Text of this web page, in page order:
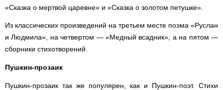
«Сказка о мертвой царевне» и «Сказка о золотом петушке».
Из классических произведений на третьем месте поэма «Руслан
и Людмила», на четвертом — «Медный всадник», а на пятом —
сборники стихотворений.
Пушкин-прозаик
Пушкин-прозаик так же популярен, как и Пушкин-поэт. Стихи